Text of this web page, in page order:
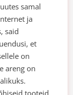
samal
ja
said
et
on
arengon